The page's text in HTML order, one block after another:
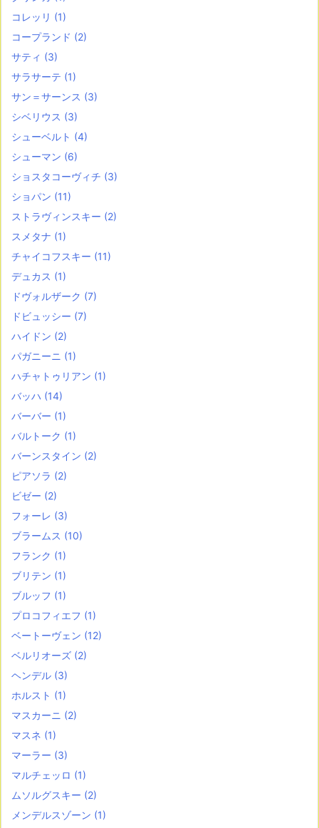
コレッリ (1)
コープランド (2)
サティ (3)
サラサーテ (1)
サン＝サーンス (3)
シベリウス (3)
シューベルト (4)
シューマン (6)
ショスタコーヴィチ (3)
ショパン (11)
ストラヴィンスキー (2)
スメタナ (1)
チャイコフスキー (11)
デュカス (1)
ドヴォルザーク (7)
ドビュッシー (7)
ハイドン (2)
パガニーニ (1)
ハチャトゥリアン (1)
バッハ (14)
バーバー (1)
バルトーク (1)
バーンスタイン (2)
ピアソラ (2)
ビゼー (2)
フォーレ (3)
ブラームス (10)
フランク (1)
ブリテン (1)
ブルッフ (1)
プロコフィエフ (1)
ベートーヴェン (12)
ベルリオーズ (2)
ヘンデル (3)
ホルスト (1)
マスカーニ (2)
マスネ (1)
マーラー (3)
マルチェッロ (1)
ムソルグスキー (2)
メンデルスゾーン (1)